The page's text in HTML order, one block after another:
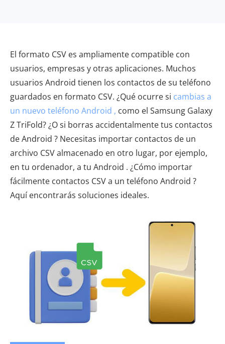
El formato CSV es ampliamente compatible con
usuarios, empresas y otras aplicaciones. Muchos
usuarios Android tienen los contactos de su teléfono
guardados en formato CSV. ¿Qué ocurre si cambias a
un nuevo teléfono Android , como el Samsung Galaxy
Z TriFold? ¿O si borras accidentalmente tus contactos
de Android ? Necesitas importar contactos de un
archivo CSV almacenado en otro lugar, por ejemplo,
en tu ordenador, a tu Android . ¿Cómo importar
fácilmente contactos CSV a un teléfono Android ?
Aquí encontrarás soluciones ideales.